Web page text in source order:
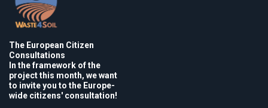
The European Citizen
Consultations
In the framework of the
project this month, we want
to invite you to the Europe-
wide citizens' consultation!